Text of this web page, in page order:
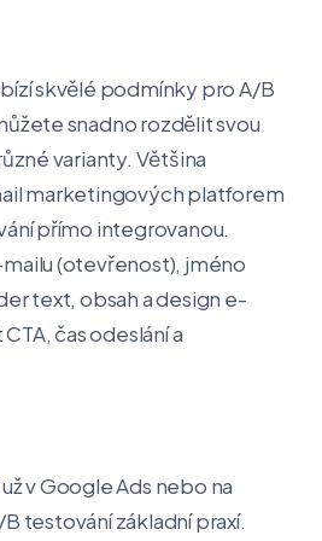
skvělé podmínky pro A/B
snadno rozdělit svou
varianty. Většina
marketingových platforem
přímo integrovanou.
(otevřenost), jméno
text, obsah a design e-
čas odeslání a
v Google Ads nebo na
testování základní praxí.